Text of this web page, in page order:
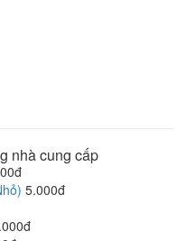
nhà cung cấp
5.000đ